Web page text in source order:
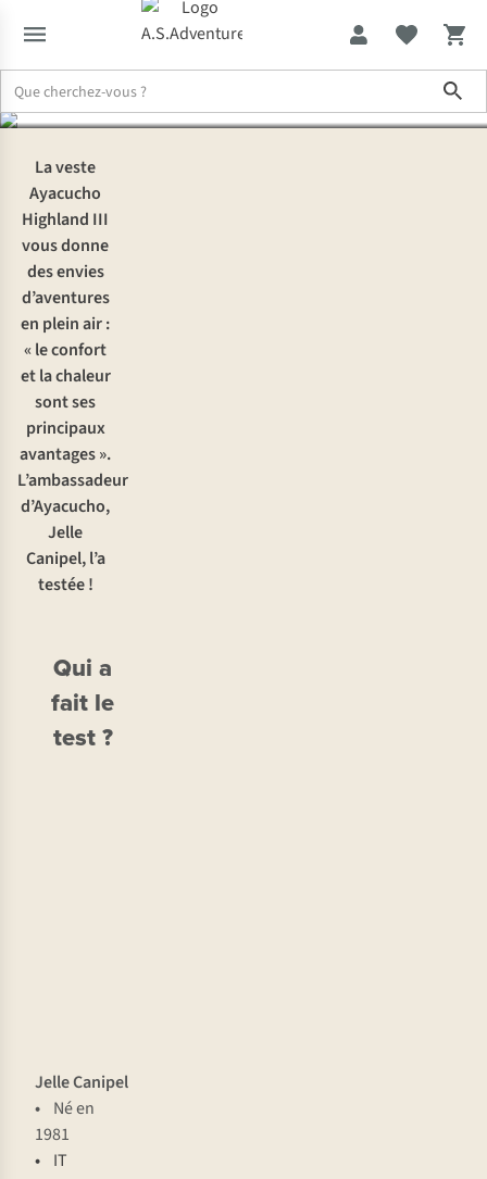
Ayacucho Highland III
La veste
Ayacucho
Highland III
vous donne
des envies
d’aventures
en plein air :
« le confort
et la chaleur
sont ses
principaux
avantages ».
L’ambassadeur
d’Ayacucho,
Jelle
Canipel, l’a
testée !
Qui a
fait le
test ?
Jelle Canipel
• Né en
1981
• IT